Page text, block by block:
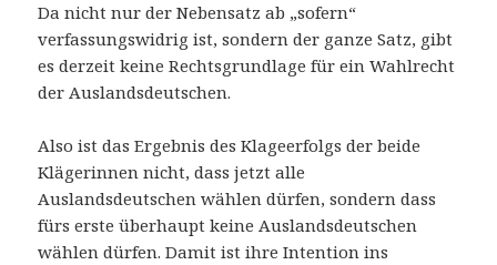
Da nicht nur der Nebensatz ab „sofern“
verfassungswidrig ist, sondern der ganze Satz, gibt
es derzeit keine Rechtsgrundlage für ein Wahlrecht
der Auslandsdeutschen.
Also ist das Ergebnis des Klageerfolgs der beide
Klägerinnen nicht, dass jetzt alle
Auslandsdeutschen wählen dürfen, sondern dass
fürs erste überhaupt keine Auslandsdeutschen
wählen dürfen. Damit ist ihre Intention ins